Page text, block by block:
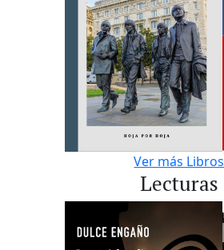
Ver más Libros
Lecturas